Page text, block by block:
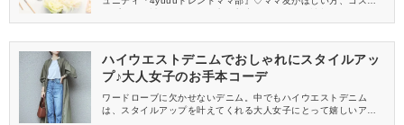
信してくれる方を募集しています！
ハイウエストデニムでおしゃれにスタイルアッ
プ♪大人女子のお手本コーデ
ワードローブに欠かせないデニム。中でもハイウエストデニム
は、スタイルアップを叶えてくれる大人女子にとって嬉しいアイ